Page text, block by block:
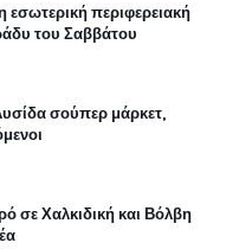
εσωτερική περιφερειακή
του Σαββάτου
σούπερ μάρκετ,
σε Χαλκιδική και Βόλβη